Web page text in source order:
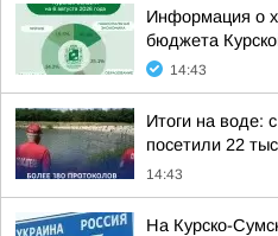
Информация о
бюджета
14:43
Итоги на воде:
посетили 22
14:43
На Курско-